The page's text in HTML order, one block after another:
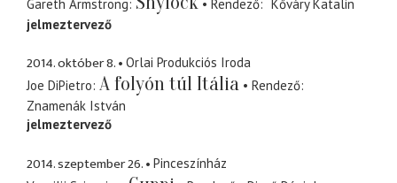
Gareth Armstrong
Rendező
Kőváry Katalin
jelmeztervező
2014. október 8.
Orlai Produkciós Iroda
Joe DiPietro A folyón túl Itália
Rendező
Znamenák István
jelmeztervező
2014. szeptember 26.
Pinceszínház